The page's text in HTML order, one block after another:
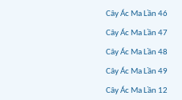
Cây Ác Ma Lần 46
Cây Ác Ma Lần 47
Cây Ác Ma Lần 48
Cây Ác Ma Lần 49
Cây Ác Ma Lần 12